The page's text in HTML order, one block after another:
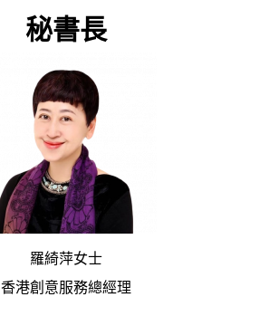
秘書長
羅綺萍女士
香港創意服務總經理